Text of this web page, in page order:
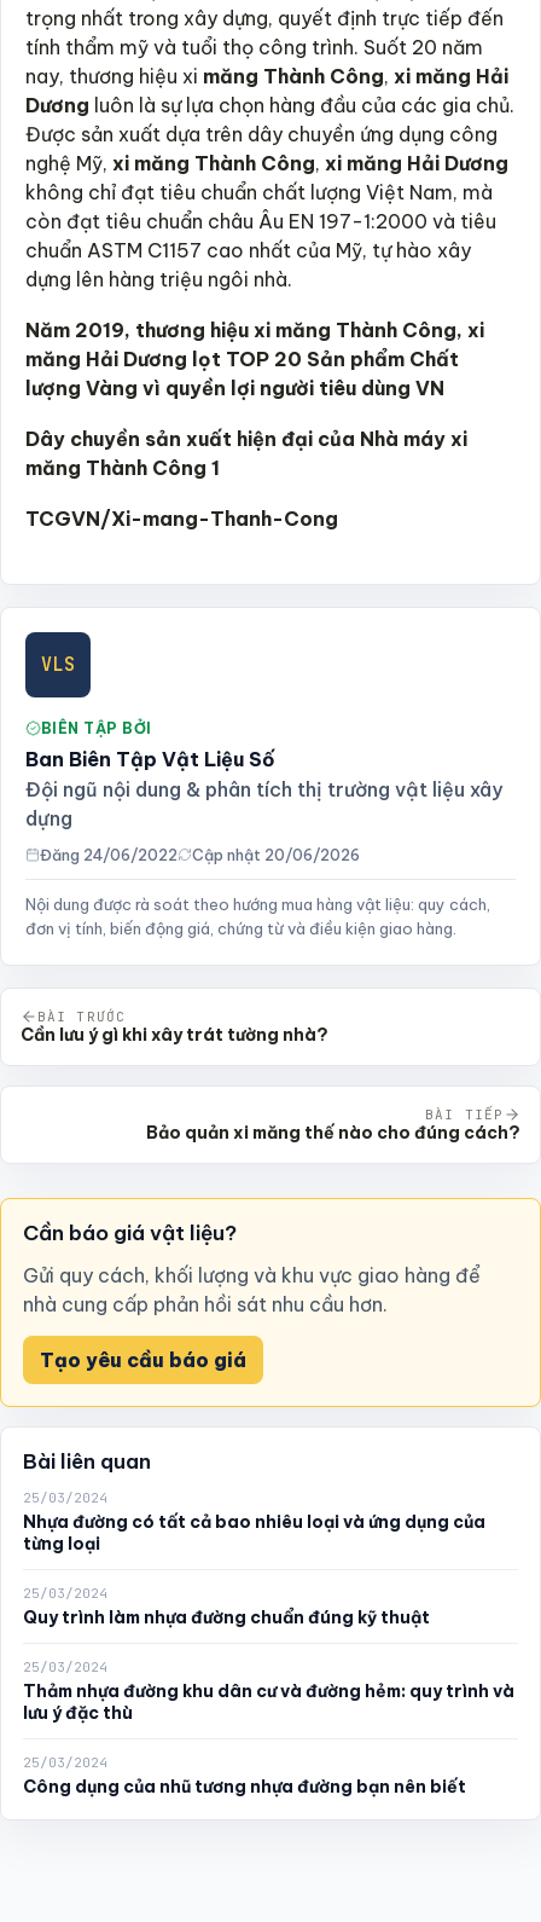
trọng nhất trong xây dựng, quyết định trực tiếp đến
tính thẩm mỹ và tuổi thọ công trình. Suốt 20 năm
nay, thương hiệu xi măng Thành Công, xi măng Hải
Dương luôn là sự lựa chọn hàng đầu của các gia chủ.
Được sản xuất dựa trên dây chuyền ứng dụng công
nghệ Mỹ, xi măng Thành Công, xi măng Hải Dương
không chỉ đạt tiêu chuẩn chất lượng Việt Nam, mà
còn đạt tiêu chuẩn châu Âu EN 197-1:2000 và tiêu
chuẩn ASTM C1157 cao nhất của Mỹ, tự hào xây
dựng lên hàng triệu ngôi nhà.
Năm 2019, thương hiệu xi măng Thành Công, xi
măng Hải Dương lọt TOP 20 Sản phẩm Chất
lượng Vàng vì quyền lợi người tiêu dùng VN
Dây chuyền sản xuất hiện đại của Nhà máy xi
măng Thành Công 1
TCGVN/Xi-mang-Thanh-Cong
VLS
BIÊN TẬP BỞI
Ban Biên Tập Vật Liệu Số
Đội ngũ nội dung & phân tích thị trường vật liệu xây
dựng
Đăng 24/06/2022 Cập nhật 20/06/2026
Nội dung được rà soát theo hướng mua hàng vật liệu: quy cách,
đơn vị tính, biến động giá, chứng từ và điều kiện giao hàng.
BÀI TRƯỚC
Cần lưu ý gì khi xây trát tường nhà?
BÀI TIẾP
Bảo quản xi măng thế nào cho đúng cách?
Cần báo giá vật liệu?
Gửi quy cách, khối lượng và khu vực giao hàng để
nhà cung cấp phản hồi sát nhu cầu hơn.
Tạo yêu cầu báo giá
Bài liên quan
25/03/2024
Nhựa đường có tất cả bao nhiêu loại và ứng dụng của
từng loại
25/03/2024
Quy trình làm nhựa đường chuẩn đúng kỹ thuật
25/03/2024
Thảm nhựa đường khu dân cư và đường hẻm: quy trình và
lưu ý đặc thù
25/03/2024
Công dụng của nhũ tương nhựa đường bạn nên biết